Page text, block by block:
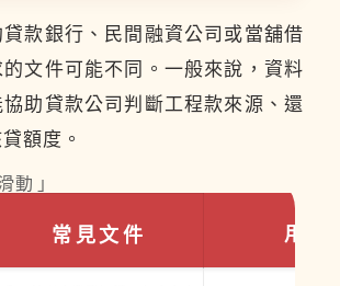
款銀行、民間融資公司或當舖借
文件可能不同。一般來說，資料
助貸款公司判斷工程款來源、還
額度。
動 」
常見文件 用途